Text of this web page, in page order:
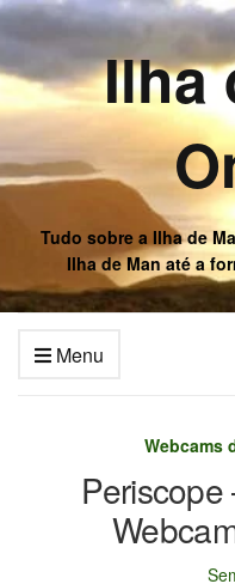
Ilha
Tudo sobre a Ilha de
Ilha de Man até a
Menu
Webcams